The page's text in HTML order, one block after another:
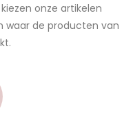
onze artikelen
waar de producten van